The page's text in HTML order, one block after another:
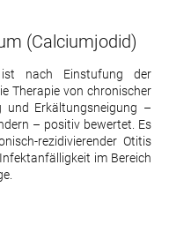
(Calciumjodid)
nach Einstufung der
Therapie von chronischer
und Erkältungsneigung –
– positiv bewertet. Es
rezidivierender Otitis
im Bereich